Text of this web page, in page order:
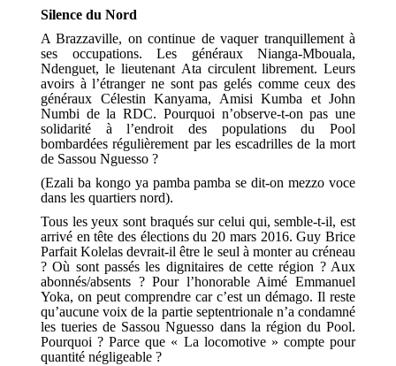
Silence du Nord
A Brazzaville, on continue de vaquer tranquillement à
ses occupations. Les généraux Nianga-Mbouala,
Ndenguet, le lieutenant Ata circulent librement. Leurs
avoirs à l’étranger ne sont pas gelés comme ceux des
généraux Célestin Kanyama, Amisi Kumba et John
Numbi de la RDC. Pourquoi n’observe-t-on pas une
solidarité à l’endroit des populations du Pool
bombardées régulièrement par les escadrilles de la mort
de Sassou Nguesso ?
(Ezali ba kongo ya pamba pamba se dit-on mezzo voce
dans les quartiers nord).
Tous les yeux sont braqués sur celui qui, semble-t-il, est
arrivé en tête des élections du 20 mars 2016. Guy Brice
Parfait Kolelas devrait-il être le seul à monter au créneau
? Où sont passés les dignitaires de cette région ? Aux
abonnés/absents ? Pour l’honorable Aimé Emmanuel
Yoka, on peut comprendre car c’est un démago. Il reste
qu’aucune voix de la partie septentrionale n’a condamné
les tueries de Sassou Nguesso dans la région du Pool.
Pourquoi ? Parce que « La locomotive » compte pour
quantité négligeable ?